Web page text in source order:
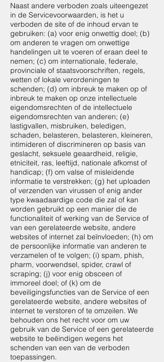
Naast andere verboden zoals uiteengezet
in de Servicevoorwaarden, is het u
verboden de site of de inhoud ervan te
gebruiken: (a) voor enig onwettig doel; (b)
om anderen te vragen om onwettige
handelingen uit te voeren of eraan deel te
nemen; (c) om internationale, federale,
provinciale of staatsvoorschriften, regels,
wetten of lokale verordeningen te
schenden; (d) om inbreuk te maken op of
inbreuk te maken op onze intellectuele
eigendomsrechten of de intellectuele
eigendomsrechten van anderen; (e)
lastigvallen, misbruiken, beledigen,
schaden, belasteren, belasteren, kleineren,
intimideren of discrimineren op basis van
geslacht, seksuele geaardheid, religie,
etniciteit, ras, leeftijd, nationale afkomst of
handicap; (f) om valse of misleidende
informatie te verstrekken; (g) het uploaden
of verzenden van virussen of enig ander
type kwaadaardige code die zal of kan
worden gebruikt op een manier die de
functionaliteit of werking van de Service of
van een gerelateerde website, andere
websites of internet zal beïnvloeden; (h) om
de persoonlijke informatie van anderen te
verzamelen of te volgen; (i) spam, phish,
pharm, voorwendsel, spider, crawl of
scraping; (j) voor enig obsceen of
immoreel doel; of (k) om de
beveiligingsfuncties van de Service of een
gerelateerde website, andere websites of
internet te verstoren of te omzeilen. We
behouden ons het recht voor om uw
gebruik van de Service of een gerelateerde
website te beëindigen wegens het
schenden van een van de verboden
toepassingen.